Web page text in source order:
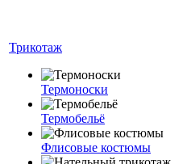
Трикотаж
Термоноски
Термобельё
Флисовые костюмы